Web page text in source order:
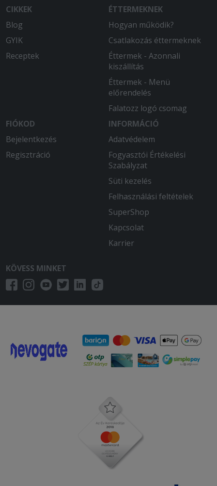
CIKKEK
Blog
GYIK
Receptek
ÉTTERMEKNEK
Hogyan működik?
Csatlakozás éttermeknek
Éttermek - Azonnali
kiszállítás
Éttermek - Menü
előrendelés
Falatozz logó csomag
FIÓKOD
Bejelentkezés
Regisztráció
INFORMÁCIÓ
Adatvédelem
Fogyasztói Értékelési
Szabályzat
Süti kezelés
Felhasználási feltételek
SuperShop
Kapcsolat
Karrier
KÖVESS MINKET